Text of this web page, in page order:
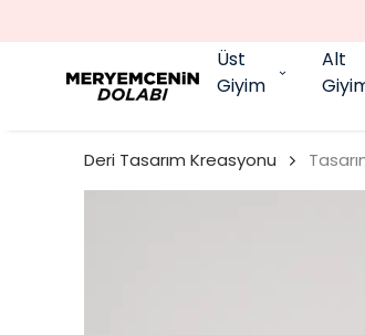
Üst
Giyim
Alt
Deri Tasarım Kreasyonu